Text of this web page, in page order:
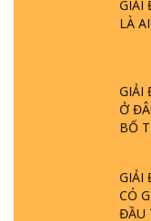
LÀ
Ở
BỐ
CÓ
ĐẦU